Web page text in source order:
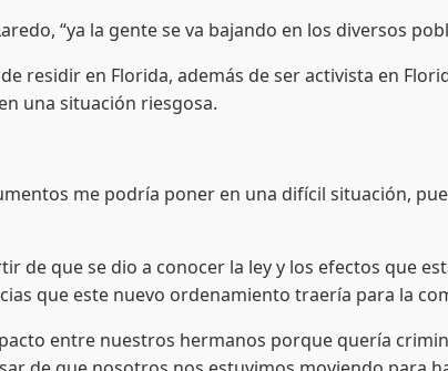
“ya la gente se va bajando en los diversos
residir en Florida, además de ser activista en
una situación riesgosa.
me podría poner en una difícil situación,
de que se dio a conocer la ley y los efectos que
que este nuevo ordenamiento traería para la
entre nuestros hermanos porque quería